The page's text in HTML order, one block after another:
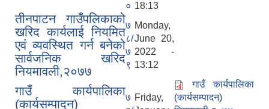
० 18:13
तीनपाटन गाउँपलिकाको
खरिद कार्यलाई नियमित
एवं व्यवस्थित गर्न बनेको
सार्वजनिक खरिद
नियमावली,२०७७
७
८/
७
९
Monday,
June 20,
2022 -
13:12
गाउँ कार्यपालिका
(कार्यसम्पादन)
७ Friday,
गाउँ कार्यपालिका
(कार्यसम्पादन)